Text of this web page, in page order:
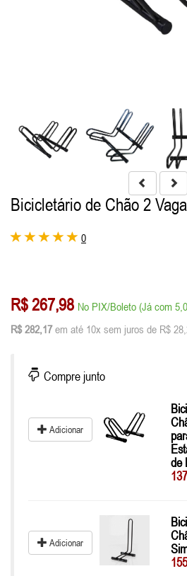
Bicicletário de Chão 2
0
R$ 267,98 No PIX/Boleto (Já com
R$ 282,17 em até 10x sem juros de R$
Compre junto
Adicionar
de
Adicionar